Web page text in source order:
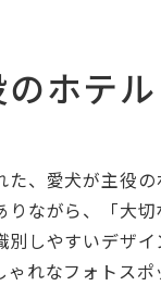
のホテ
た、愛犬が主役
ながら、「大
別しやすいデザ
れなフォトスポ